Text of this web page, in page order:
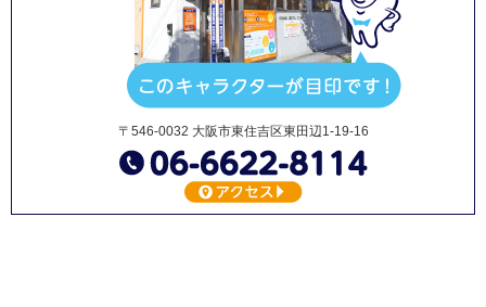
〒546-0032 大阪市東住吉区東田辺1-19-16